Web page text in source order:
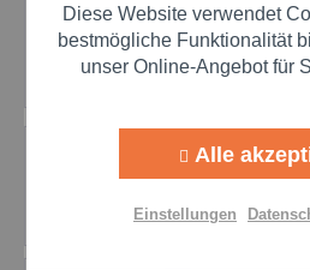
Preis anfragen
Merken Bewerten
Artikel-Nr.:
MOLYDUVAL Quick BA 2 CWN
mehr
Marketing
Personalisierung
Diese Website verwendet
bestmögliche Funktionalität
unser Online-Angebot für
Alle
Einstellungen